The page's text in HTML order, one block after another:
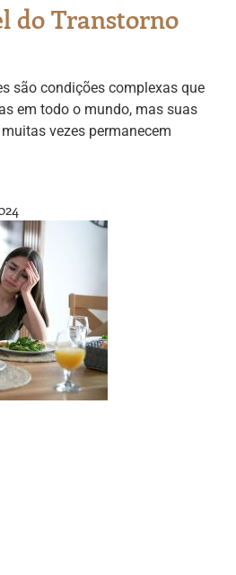
do Transtorno
são condições complexas que
em todo o mundo, mas suas
vezes permanecem